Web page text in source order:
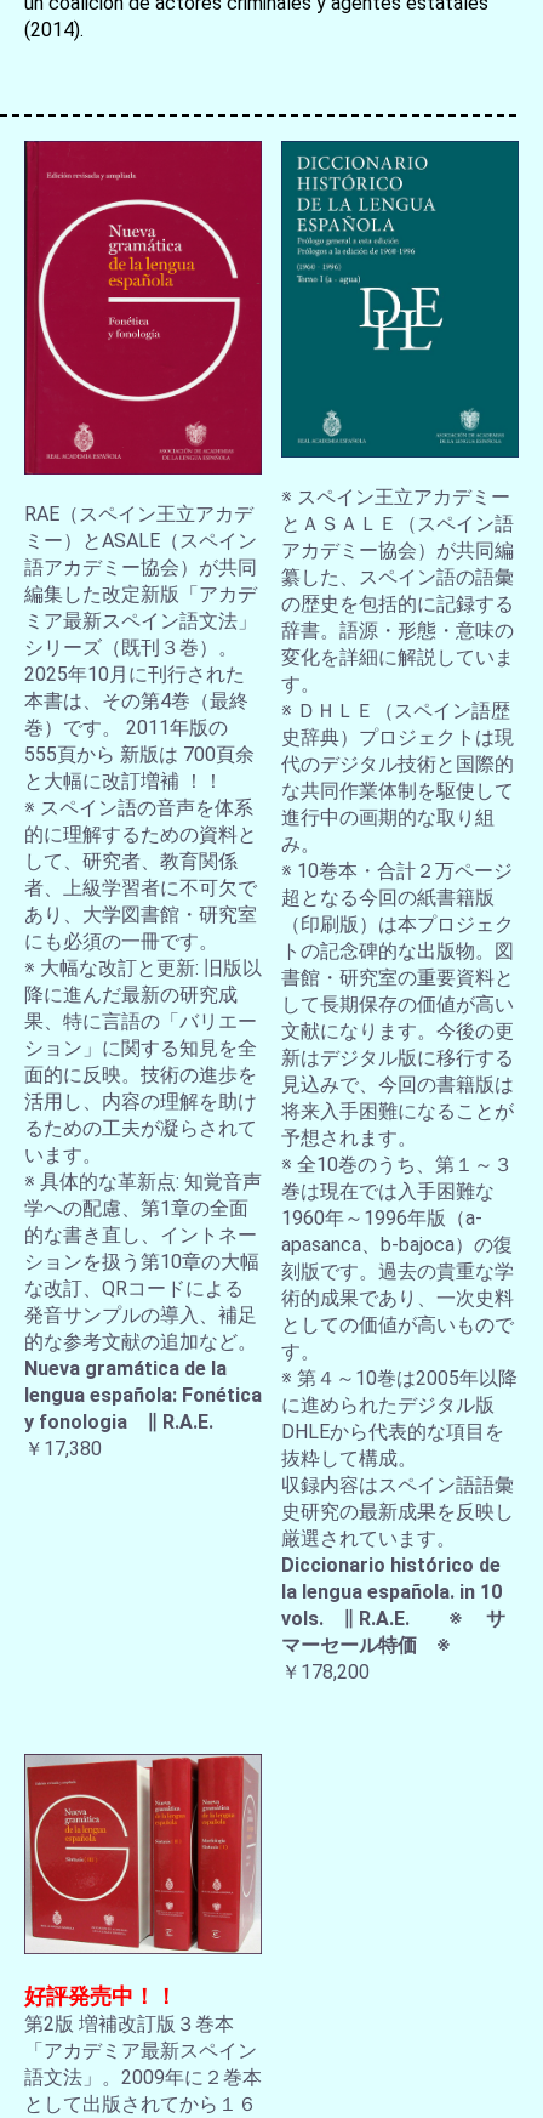
(2014).
RAE（スペイン王立アカデ
ミー）とASALE（スペイン
語アカデミー協会）が共同
編集した改定新版「アカデ
ミア最新スペイン語文法」
シリーズ（既刊３巻）。
2025年10月に刊行された
本書は、その第4巻（最終
巻）です。 2011年版の
555頁から 新版は 700頁余
と大幅に改訂増補 ！！
※ スペイン語の音声を体系
的に理解するための資料と
して、研究者、教育関係
者、上級学習者に不可欠で
あり、大学図書館・研究室
にも必須の一冊です。
※ 大幅な改訂と更新: 旧版以
降に進んだ最新の研究成
果、特に言語の「バリエー
ション」に関する知見を全
面的に反映。技術の進歩を
活用し、内容の理解を助け
るための工夫が凝らされて
います。
※ 具体的な革新点: 知覚音声
学への配慮、第1章の全面
的な書き直し、イントネー
ションを扱う第10章の大幅
な改訂、QRコードによる
発音サンプルの導入、補足
的な参考文献の追加など。
Nueva gramática de la
lengua española: Fonética
y fonologia ∥ R.A.E.
￥17,380
※ スペイン王立アカデミー
とＡＳＡＬＥ（スペイン語
アカデミー協会）が共同編
纂した、スペイン語の語彙
の歴史を包括的に記録する
辞書。語源・形態・意味の
変化を詳細に解説していま
す。
※ ＤＨＬＥ（スペイン語歴
史辞典）プロジェクトは現
代のデジタル技術と国際的
な共同作業体制を駆使して
進行中の画期的な取り組
み。
※ 10巻本・合計２万ページ
超となる今回の紙書籍版
（印刷版）は本プロジェク
トの記念碑的な出版物。図
書館・研究室の重要資料と
して長期保存の価値が高い
文献になります。今後の更
新はデジタル版に移行する
見込みで、今回の書籍版は
将来入手困難になることが
予想されます。
※ 全10巻のうち、第１～３
巻は現在では入手困難な
1960年～1996年版（a-
apasanca、b-bajoca）の復
刻版です。過去の貴重な学
術的成果であり、一次史料
としての価値が高いもので
す。
※ 第４～10巻は2005年以降
に進められたデジタル版
DHLEから代表的な項目を
抜粋して構成。
収録内容はスペイン語語彙
史研究の最新成果を反映し
厳選されています。
Diccionario histórico de
la lengua española. in 10
vols. ∥ R.A.E. ※ サ
マーセール特価 ※
￥178,200
好評発売中！！
第2版 増補改訂版３巻本
「アカデミア最新スペイン
語文法」。2009年に２巻本
として出版されてから１６